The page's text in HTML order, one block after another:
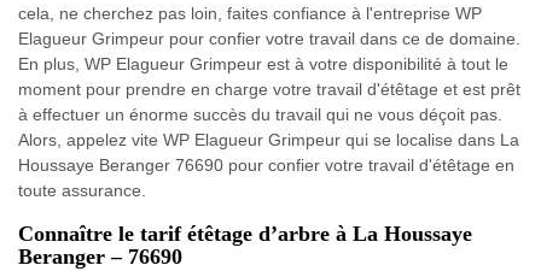
cela, ne cherchez pas loin, faites confiance à l'entreprise WP
Elagueur Grimpeur pour confier votre travail dans ce de domaine.
En plus, WP Elagueur Grimpeur est à votre disponibilité à tout le
moment pour prendre en charge votre travail d'étêtage et est prêt
à effectuer un énorme succès du travail qui ne vous déçoit pas.
Alors, appelez vite WP Elagueur Grimpeur qui se localise dans La
Houssaye Beranger 76690 pour confier votre travail d'étêtage en
toute assurance.
Connaître le tarif étêtage d’arbre à La Houssaye
Beranger – 76690